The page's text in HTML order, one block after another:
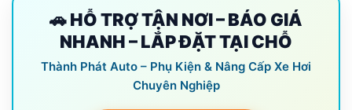
🚗 HỖ TRỢ TẬN NƠI – BÁO GIÁ
NHANH – LẮP ĐẶT TẠI CHỖ
Thành Phát Auto – Phụ Kiện & Nâng Cấp Xe Hơi
Chuyên Nghiệp